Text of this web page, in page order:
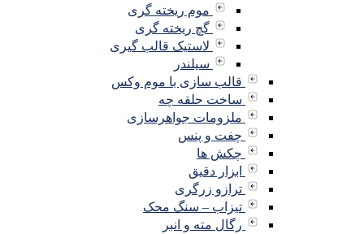
موم ریخته گری
گچ ریخته گری
لاستیک قالب گیری
سیلندر
قالب سازی با موم وکس
ساخت حلقه چه
ملزومات جواهرسازی
چفت و پنس
چکش ها
ابزار دقیق
ترازو زرگری
تیزاب – سنگ محک
رگال مته و انبر